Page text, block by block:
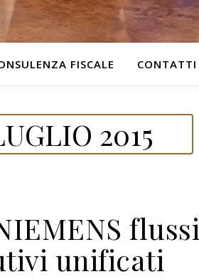
FISCALE CONTATTI
2015
flussi
unificati